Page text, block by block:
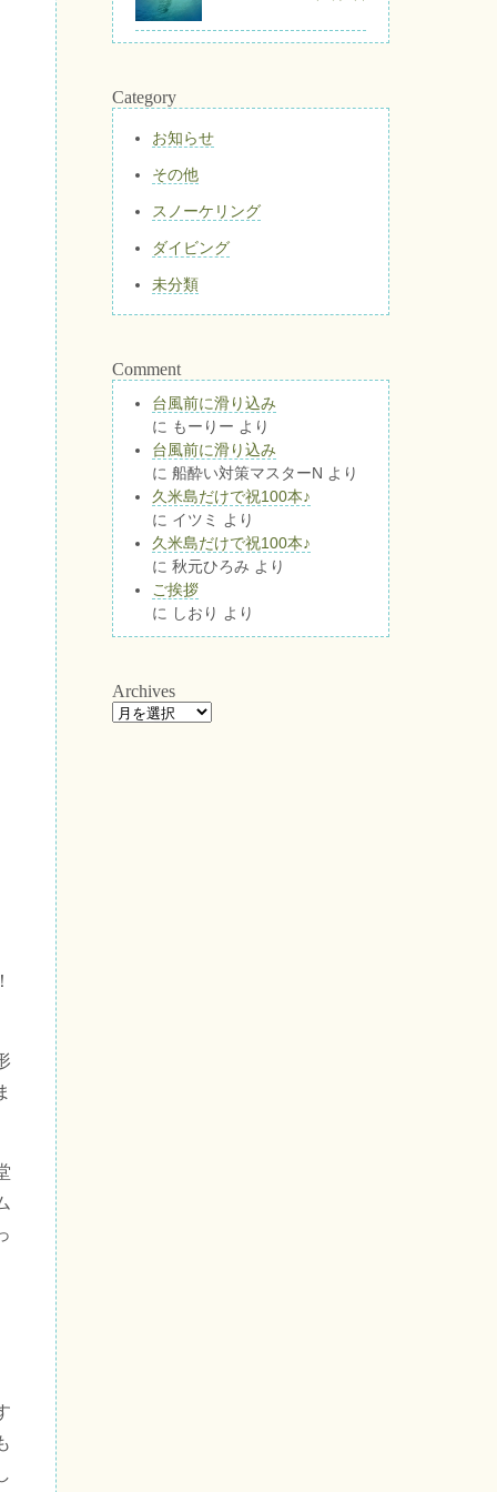
Category
お知らせ
その他
スノーケリング
ダイビング
未分類
Comment
台風前に滑り込み
に もーりー より
台風前に滑り込み
に 船酔い対策マスターN より
久米島だけで祝100本♪
に イツミ
より
久米島だけで祝100本♪
に 秋元ひろみ より
ご挨拶
に しおり より
Archives